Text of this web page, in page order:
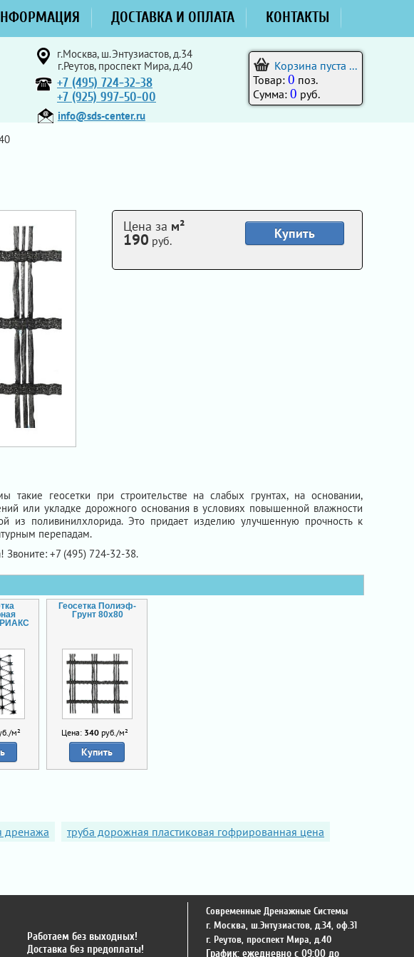
ДОСТАВКА И ОПЛАТА КОНТАКТЫ
г.Москва, ш.Энтузиастов, д.34
г.Реутов, проспект Мира, д.40
+7 (495) 724-32-38
+7 (925) 997-50-00
info@sds-center.ru
Корзина пуста ...
Товар: 0 поз.
Сумма: 0 руб.
Купить
Цена за м²
190 руб.
такие геосетки при строительстве на слабых грунтах, на основании,
или укладке дорожного основания в условиях повышенной влажности
из поливинилхлорида. Это придает изделию улучшенную прочность к
перепадам.
Звоните: +7 (495) 724-32-38.
м²
Геосетка Полиэф-
Грунт 80х80
Цена: 340 руб./м²
Купить
дренажа
труба дорожная пластиковая гофрированная цена
Работаем без выходных!
Доставка без предоплаты!
Современные Дренажные Системы
г. Москва, ш.Энтузиастов, д.34, оф.31
г. Реутов, проспект Мира, д.40
График: ежедневно с 09:00 до